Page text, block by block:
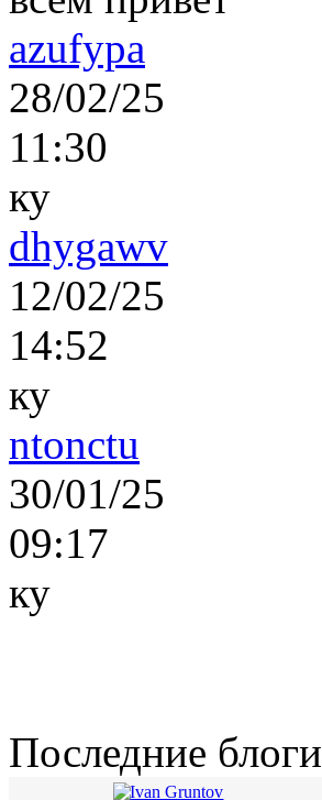
azufypa
28/02/25
11:30
ку
dhygawv
12/02/25
14:52
ку
ntonctu
30/01/25
09:17
ку
Последние блоги